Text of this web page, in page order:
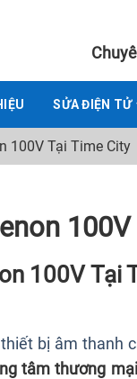
SỬA ĐIỆN TỬ
100V Tại Time City
100V Tại
bị âm thanh
tâm thương mại